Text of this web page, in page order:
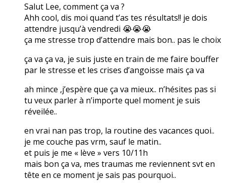
Salut Lee, comment ça va ?
Ahh cool, dis moi quand t’as tes résultats!! je dois
attendre jusqu’à vendredi 😭😭😭
ça me stresse trop d’attendre mais bon.. pas le choix
ça va ça va, je suis juste en train de me faire bouffer
par le stresse et les crises d’angoisse mais ça va
ah mince ,j’espère que ça va mieux.. n’hésites pas si
tu veux parler à n’importe quel moment je suis
réveilée..
en vrai nan pas trop, la routine des vacances quoi..
je me couche pas vrm, sauf le matin..
et puis je me « lève » vers 10/11h
mais bon ça va, mes traumas me reviennent svt en
tête en ce moment je sais pas pourquoi..